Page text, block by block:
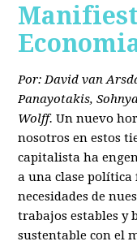
Por: David van
Panayotakis,
Wolff. Un nuevo
nosotros en estos
capitalista ha
a una clase
necesidades de
trabajos estables y
sustentable con el